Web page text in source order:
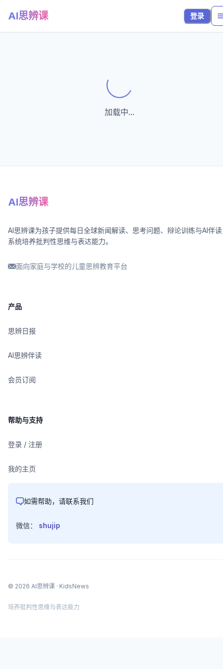
AI思辨课 登录
Loading...
加载中...
AI思辨课
AI思辨课为孩子提供每日全球新闻解读、思考问题、辩论训练与AI伴
系统培养批判性思维与表达能力。
面向家庭与学校的儿童思辨教育平台
产品
思辨日报
AI思辨伴读
会员订阅
帮助与支持
登录 / 注册
我的主页
如需帮助，请联系我们
微信： shujip
© 2026 AI思辨课 · KidsNews
培养批判性思维与表达能力